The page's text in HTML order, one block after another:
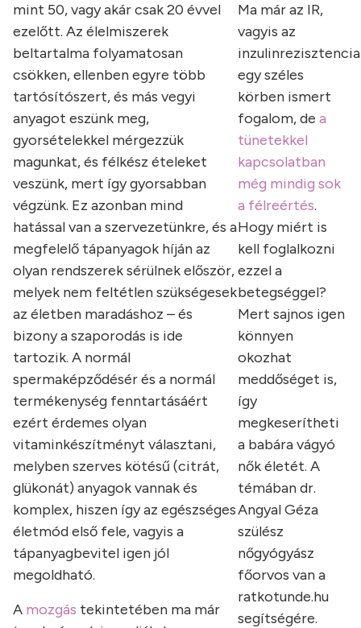
Ma már az IR,
vagyis az
inzulinrezisztencia
egy széles
körben ismert
fogalom, de a
tünetekkel
kapcsolatban
még mindig sok
a félreértés.
Hogy miért is
kell foglalkozni
ezzel a
betegséggel?
Mert sajnos igen
könnyen
okozhat
meddőséget is,
így
megkeserítheti
a babára vágyó
nők életét. A
témában dr.
Angyal Géza
szülész
nőgyógyász
főorvos van a
ratkotunde.hu
segítségére.
mint 50, vagy akár csak 20 évvel
ezelőtt. Az élelmiszerek
beltartalma folyamatosan
csökken, ellenben egyre több
tartósítószert, és más vegyi
anyagot eszünk meg,
gyorsételekkel mérgezzük
magunkat, és félkész ételeket
veszünk, mert így gyorsabban
végzünk. Ez azonban mind
hatással van a szervezetünkre, és a
megfelelő tápanyagok híján az
olyan rendszerek sérülnek először,
melyek nem feltétlen szükségesek
az életben maradáshoz – és
bizony a szaporodás is ide
tartozik. A normál
spermaképződésér és a normál
termékenység fenntartásáért
ezért érdemes olyan
vitaminkészítményt választani,
melyben szerves kötésű (citrát,
glükonát) anyagok vannak és
komplex, hiszen így az egészséges
életmód első fele, vagyis a
tápanyagbevitel igen jól
megoldható.
A mozgás tekintetében ma már